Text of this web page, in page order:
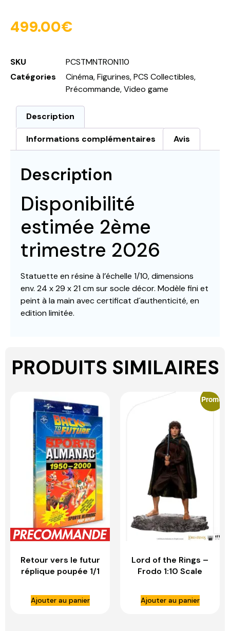
499.00€
SKU
PCSTMNTRON110
Catégories
Cinéma,Figurines,PCS Collectibles,
Précommande,Video game
Description
Informations complémentaires Avis
Description
Disponibilité
estimée 2ème
trimestre 2026
Statuette en résine à l’échelle 1/10, dimensions
env. 24 x 29 x 21 cm sur socle décor. Modèle fini et
peint à la main avec certificat d´authenticité, en
edition limitée.
PRODUITS SIMILAIRES
Retour vers le futur
réplique poupée 1/1
DOCTOR
COLLECTOR
Ajouter au panier
Promo
Lord of the Rings –
Frodo 1:10 Scale
STUDIOS
Ajouter au panier